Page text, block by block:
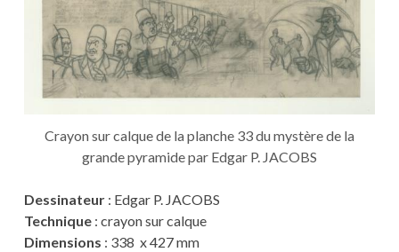
Crayon sur calque de la planche 33 du mystère de la
grande pyramide par Edgar P. JACOBS
Dessinateur: Edgar P. JACOBS
Technique: crayon sur calque
Dimensions : 338 x 427 mm